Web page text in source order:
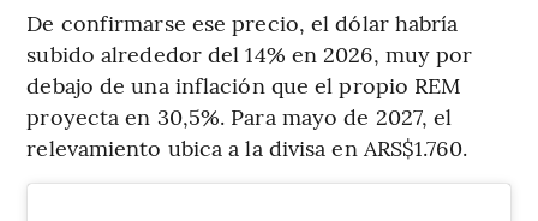
De confirmarse ese precio, el dólar habría
subido alrededor del 14% en 2026, muy por
debajo de una inflación que el propio REM
proyecta en 30,5%. Para mayo de 2027, el
relevamiento ubica a la divisa en ARS$1.760.